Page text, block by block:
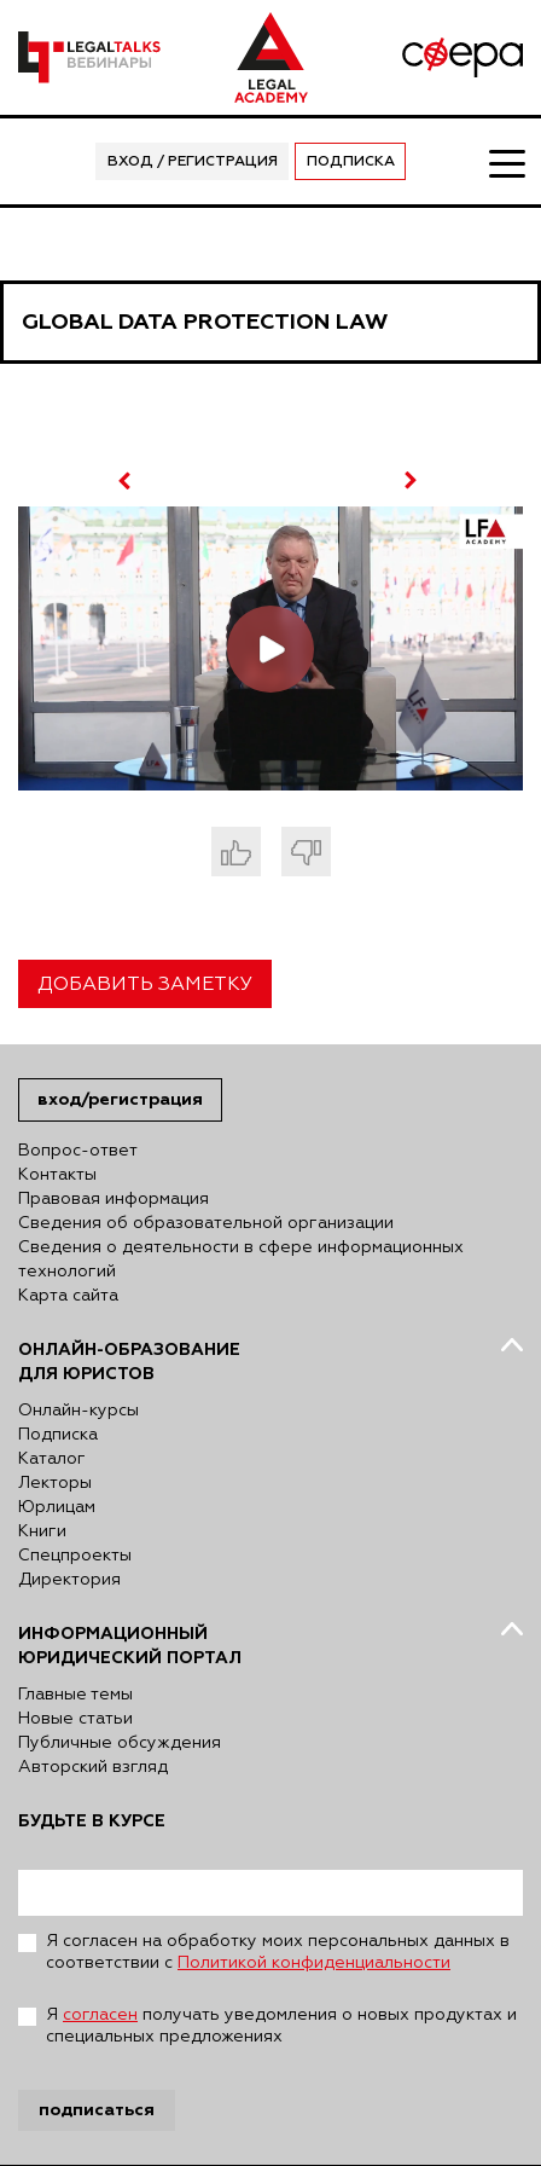
ВХОД / РЕГИСТРАЦИЯ ПОДПИСКА
GLOBAL DATA PROTECTION LAW
ДОБАВИТЬ ЗАМЕТКУ
вход/регистрация
Вопрос-ответ
Контакты
Правовая информация
Сведения об образовательной организации
Сведения о деятельности в сфере информационных
технологий
Карта сайта
ОНЛАЙН-ОБРАЗОВАНИЕ
ДЛЯ ЮРИСТОВ
Онлайн-курсы
Подписка
Каталог
Лекторы
Юрлицам
Книги
Спецпроекты
Директория
ИНФОРМАЦИОННЫЙ
ЮРИДИЧЕСКИЙ ПОРТАЛ
Главные темы
Новые статьи
Публичные обсуждения
Авторский взгляд
БУДЬТЕ В КУРСЕ
Я согласен на обработку моих персональных данных в
соответствии с
Политикой конфиденциальности
Я согласен получать уведомления о новых продуктах и
специальных предложениях
подписаться